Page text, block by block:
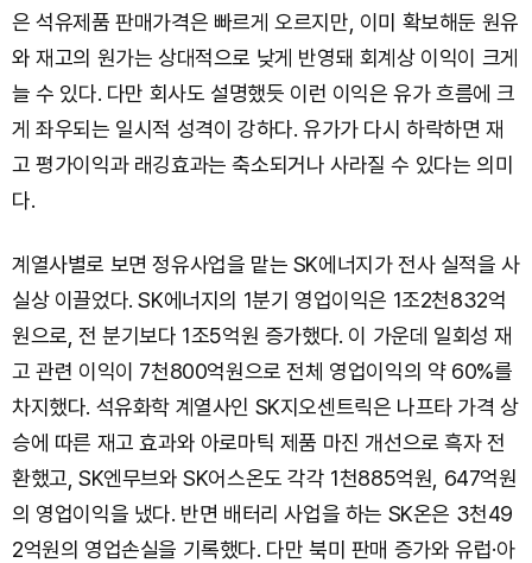
은 석유제품 판매가격은 빠르게 오르지만, 이미 확보해둔 원유
와 재고의 원가는 상대적으로 낮게 반영돼 회계상 이익이 크게
늘 수 있다. 다만 회사도 설명했듯 이런 이익은 유가 흐름에 크
게 좌우되는 일시적 성격이 강하다. 유가가 다시 하락하면 재
고 평가이익과 래깅효과는 축소되거나 사라질 수 있다는 의미
다.
계열사별로 보면 정유사업을 맡는 SK에너지가 전사 실적을 사
실상 이끌었다. SK에너지의 1분기 영업이익은 1조2천832억
원으로, 전 분기보다 1조5억원 증가했다. 이 가운데 일회성 재
고 관련 이익이 7천800억원으로 전체 영업이익의 약 60%를
차지했다. 석유화학 계열사인 SK지오센트릭은 나프타 가격 상
승에 따른 재고 효과와 아로마틱 제품 마진 개선으로 흑자 전
환했고, SK엔무브와 SK어스온도 각각 1천885억원, 647억원
의 영업이익을 냈다. 반면 배터리 사업을 하는 SK온은 3천49
2억원의 영업손실을 기록했다. 다만 북미 판매 증가와 유럽·아